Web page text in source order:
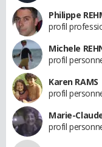
Philippe
profil
Michele
profil
Karen RAMS
profil
Marie-
profil